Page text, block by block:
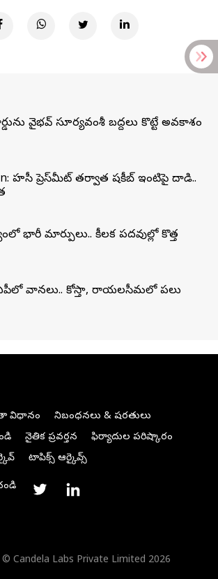
వైభవ్ సూర్యవంశీ బద్దలు కొట్టే అవకాశం
హసీనా ప్రెస్‌మీట్‌ తర్వాత షకీబ్‌ ఇంటిపై దాడి..
భారీ మార్పులు.. కీలక పదవుల్లో కొత్త
ఏపీలో వానలు.. కోస్తా, రాయలసీమలో పలు
విధానం
నిబంధనలు & షరతులు
నైతిక ప్రవర్తన
ఫిర్యాదుల పరిష్కారం
టాపిక్స్ ఆర్కైవ్స్
Candela Labs Private Limited 2026